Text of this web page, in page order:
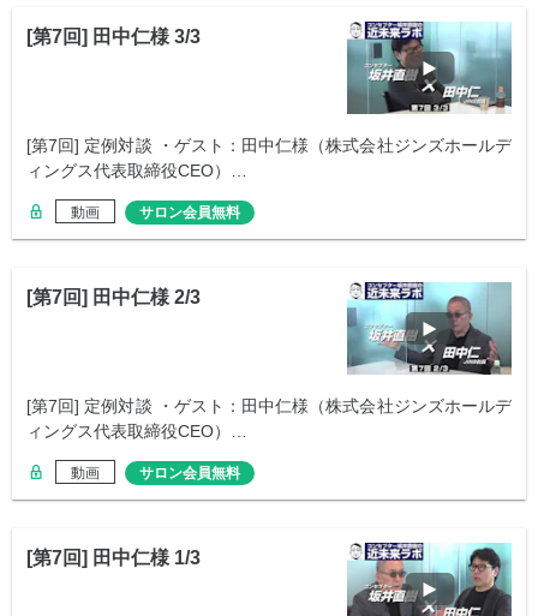
[第7回] 田中仁様 3/3
[第7回] 定例対談 ・ゲスト：田中仁様（株式会社ジンズホールデ
ィングス代表取締役CEO）…
動画 サロン会員無料
[第7回] 田中仁様 2/3
[第7回] 定例対談 ・ゲスト：田中仁様（株式会社ジンズホールデ
ィングス代表取締役CEO）…
動画 サロン会員無料
[第7回] 田中仁様 1/3